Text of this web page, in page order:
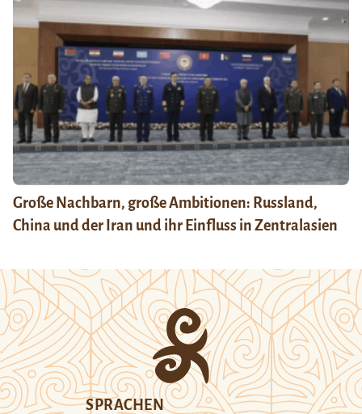
Große Nachbarn, große Ambitionen: Russland,
China und der Iran und ihr Einfluss in Zentralasien
SPRACHEN